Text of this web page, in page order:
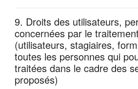
9. Droits des utilisateurs,
concernées par le
(utilisateurs, stagiaires,
toutes les personnes qui
traitées dans le cadre des
proposés)